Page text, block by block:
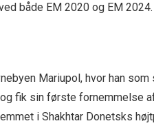
både EM 2020 og EM 2024.
Mariupol, hvor han
fik sin første fornemmelse
i Shakhtar Donetsks